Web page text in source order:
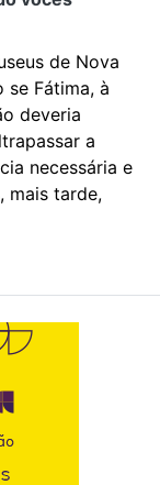
de Nova
se Fátima, à
deveria
a
necessária e
mais tarde,